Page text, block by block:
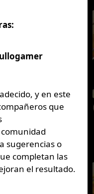
y en este
que
sugerencias o
completan las
el resultado.